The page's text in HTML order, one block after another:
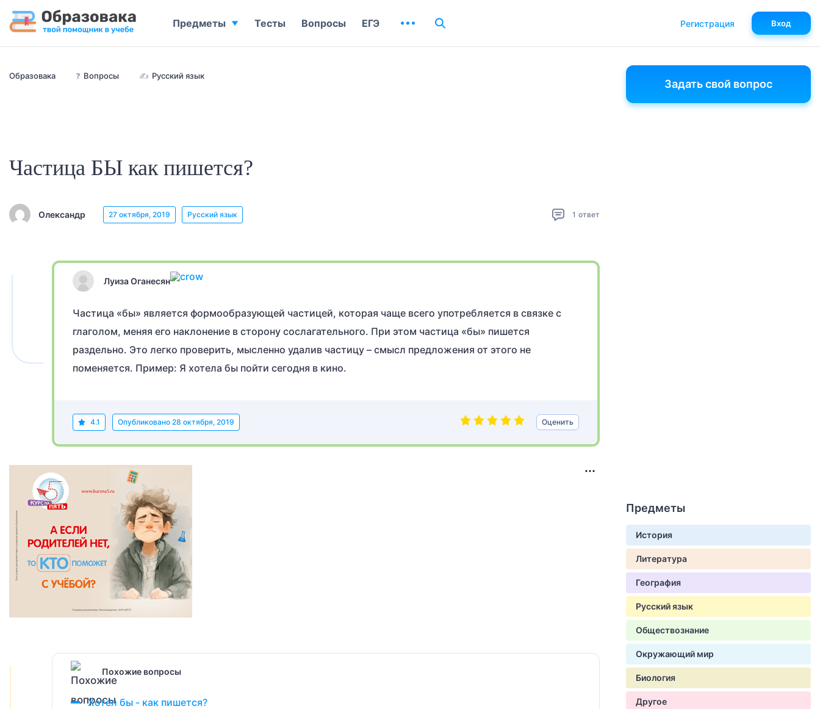
Образовака ❓ Вопросы ✍ Русский язык
Частица БЫ как пишется?
Олександр 27 октября, 2019 Русский язык 1 ответ
Луиза Оганесян
Частица «бы» является формообразующей частицей, которая чаще всего употребляется в связке с
глаголом, меняя его наклонение в сторону сослагательного. При этом частица «бы» пишется
раздельно. Это легко проверить, мысленно удалив частицу – смысл предложения от этого не
поменяется. Пример: Я хотела бы пойти сегодня в кино.
4.1 Опубликовано 28 октября, 2019 Оценить
Похожие вопросы
Хотел бы - как пишется?
Задать свой вопрос
Предметы
История
Литература
География
Русский язык
Обществознание
Окружающий мир
Биология
Другое
Предметы Тесты Вопросы ЕГЭ Регистрация Вход